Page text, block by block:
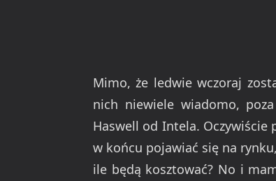
Mimo, że ledwie wczoraj
nich niewiele wiadomo,
Haswell od Intela. Oczywiście
w końcu pojawiać się na
ile będą kosztować? No i